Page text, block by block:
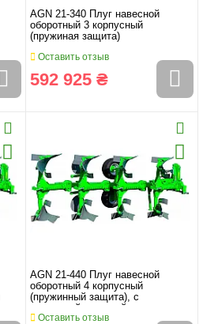
AGN 21-340 Плуг навесной
оборотный 3 корпусный
(пружиная защита)
Оставить отзыв
592 925 ₴
AGN 21-440 Плуг навесной
оборотный 4 корпусный
(пружинный защита), с
усиленной головкой
Оставить отзыв